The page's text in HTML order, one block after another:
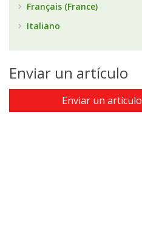
Français (France)
Italiano
Enviar un artículo
Enviar un artículo